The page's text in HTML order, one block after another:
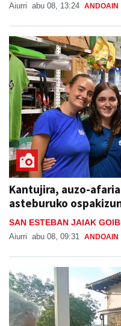
Aiurri abu 08, 13:24 ANDOAIN
Kantujira, auzo-
asteburuko
SAN ESTEBAN JAIAK
Aiurri abu 08, 09:31 ANDOAIN